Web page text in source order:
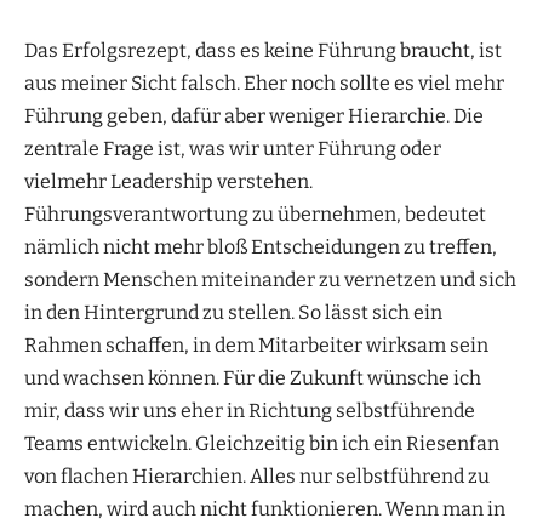
Das Erfolgsrezept, dass es keine Führung braucht, ist
aus meiner Sicht falsch. Eher noch sollte es viel mehr
Führung geben, dafür aber weniger Hierarchie. Die
zentrale Frage ist, was wir unter Führung oder
vielmehr Leadership verstehen.
Führungsverantwortung zu übernehmen, bedeutet
nämlich nicht mehr bloß Entscheidungen zu treffen,
sondern Menschen miteinander zu vernetzen und sich
in den Hintergrund zu stellen. So lässt sich ein
Rahmen schaffen, in dem Mitarbeiter wirksam sein
und wachsen können. Für die Zukunft wünsche ich
mir, dass wir uns eher in Richtung selbstführende
Teams entwickeln. Gleichzeitig bin ich ein Riesenfan
von flachen Hierarchien. Alles nur selbstführend zu
machen, wird auch nicht funktionieren. Wenn man in